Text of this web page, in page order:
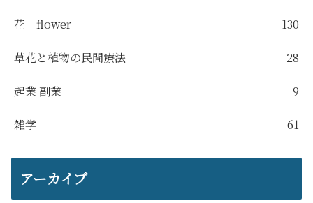
花 flower 130
草花と植物の民間療法 28
起業 副業 9
雑学 61
アーカイブ